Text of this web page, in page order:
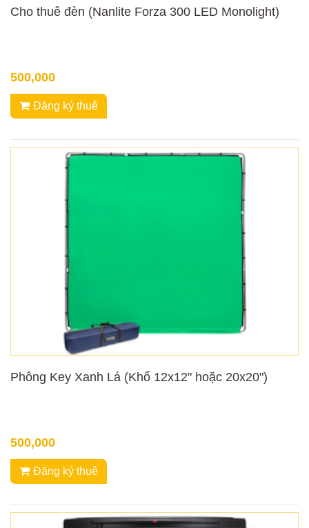
Cho thuê đèn (Nanlite Forza 300 LED Monolight)
500,000
Đăng ký thuê
Phông Key Xanh Lá (Khổ 12x12" hoặc 20x20")
500,000
Đăng ký thuê